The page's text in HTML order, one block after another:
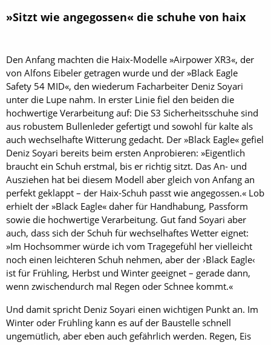
»Sitzt wie angegossen« die schuhe von haix
Den Anfang machten die Haix-Modelle »Airpower XR3«, der
von Alfons Eibeler getragen wurde und der »Black Eagle
Safety 54 MID«, den wiederum Facharbeiter Deniz Soyari
unter die Lupe nahm. In erster Linie fiel den beiden die
hochwertige Verarbeitung auf: Die S3 Sicherheitsschuhe sind
aus robustem Bullenleder gefertigt und sowohl für kalte als
auch wechselhafte Witterung gedacht. Der »Black Eagle« gefiel
Deniz Soyari bereits beim ersten Anprobieren: »Eigentlich
braucht ein Schuh erstmal, bis er richtig sitzt. Das An- und
Ausziehen hat bei diesem Modell aber gleich von Anfang an
perfekt geklappt – der Haix-Schuh passt wie angegossen.« Lob
erhielt der »Black Eagle« daher für Handhabung, Passform
sowie die hochwertige Verarbeitung. Gut fand Soyari aber
auch, dass sich der Schuh für wechselhaftes Wetter eignet:
»Im Hochsommer würde ich vom Tragegefühl her vielleicht
noch einen leichteren Schuh nehmen, aber der ›Black Eagle‹
ist für Frühling, Herbst und Winter geeignet – gerade dann,
wenn zwischendurch mal Regen oder Schnee kommt.«
Und damit spricht Deniz Soyari einen wichtigen Punkt an. Im
Winter oder Frühling kann es auf der Baustelle schnell
ungemütlich, aber eben auch gefährlich werden. Regen, Eis